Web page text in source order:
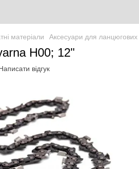
матеріали Аксесуари для
Н00; 12"
відгук